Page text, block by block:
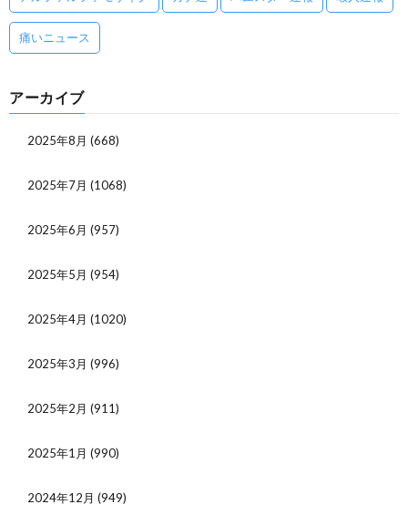
痛いニュース
アーカイブ
2025年8月 (668)
2025年7月 (1068)
2025年6月 (957)
2025年5月 (954)
2025年4月 (1020)
2025年3月 (996)
2025年2月 (911)
2025年1月 (990)
2024年12月 (949)